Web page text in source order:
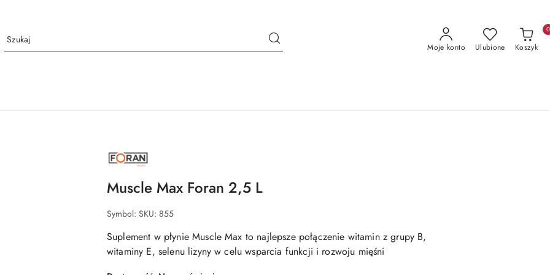
Moje konto Ulubione Koszyk
0
NAZWA
PRODUCENTA:
Muscle Max Foran 2,5 L
Symbol: SKU: 855
Suplement w płynie Muscle Max to najlepsze połączenie witamin z grupy B,
witaminy E, selenu lizyny w celu wsparcia funkcji i rozwoju mięśni